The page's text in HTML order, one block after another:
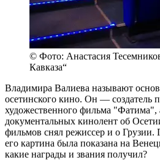
© Фото: Анастасия
Кавказа“
Владимира Валиева называют
осетинского кино. Он — создатель
художественного фильма "Фатима",
документальных кинолент об
фильмов снял режиссер и о Грузии.
его картина была показана на
какие награды и звания получил?